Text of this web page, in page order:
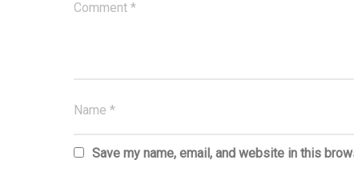
Save my name, email, and website in this